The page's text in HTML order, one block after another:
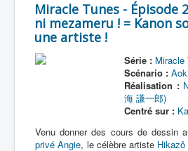
Miracle Tunes - Épisode
ni mezameru ! = Kanon
une artiste !
Série : Miracle
Scénario :
Réalisation :
海 謙一郎)
Centré sur :
Venu donner des cours de dessin
privé Angie, le célèbre artiste Hikazô